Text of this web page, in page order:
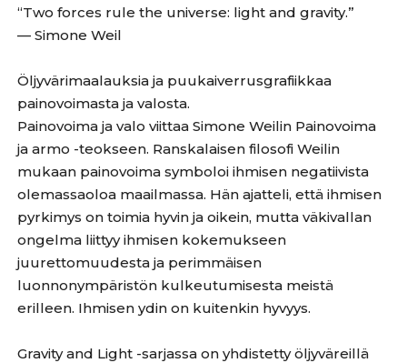
“Two forces rule the universe: light and gravity.”
— Simone Weil
Öljyvärimaalauksia ja puukaiverrusgrafiikkaa
painovoimasta ja valosta.
Painovoima ja valo viittaa Simone Weilin Painovoima
ja armo -teokseen. Ranskalaisen filosofi Weilin
mukaan painovoima symboloi ihmisen negatiivista
olemassaoloa maailmassa. Hän ajatteli, että ihmisen
pyrkimys on toimia hyvin ja oikein, mutta väkivallan
ongelma liittyy ihmisen kokemukseen
juurettomuudesta ja perimmäisen
luonnonympäristön kulkeutumisesta meistä
erilleen. Ihmisen ydin on kuitenkin hyvyys.
Gravity and Light -sarjassa on yhdistetty öljyväreillä